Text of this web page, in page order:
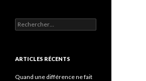
Rechercher :
ARTICLES RÉCENTS
Quand une différence ne fait